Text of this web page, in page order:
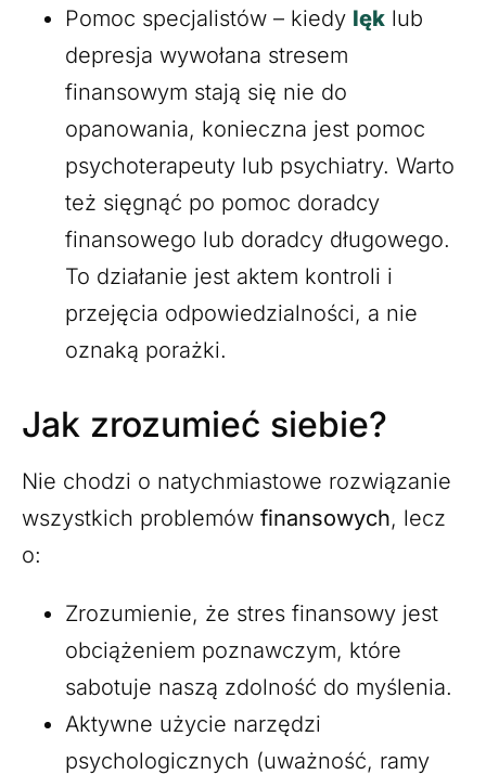
Pomoc specjalistów – kiedy lęk lub
depresja wywołana stresem
finansowym stają się nie do
opanowania, konieczna jest pomoc
psychoterapeuty lub psychiatry. Warto
też sięgnąć po pomoc doradcy
finansowego lub doradcy długowego.
To działanie jest aktem kontroli i
przejęcia odpowiedzialności, a nie
oznaką porażki.
Jak zrozumieć siebie?
Nie chodzi o natychmiastowe rozwiązanie
wszystkich problemów finansowych, lecz
o:
Zrozumienie, że stres finansowy jest
obciążeniem poznawczym, które
sabotuje naszą zdolność do myślenia.
Aktywne użycie narzędzi
psychologicznych (uważność, ramy